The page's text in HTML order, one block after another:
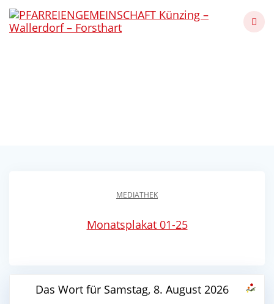
to
MEDIATHEK
Monatsplakat 01-25
Das Wort für Samstag, 8. August 2026